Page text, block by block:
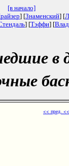
[в начало]
] [Знаменский] [
] [Тэффи] [
в
<< пред. <<